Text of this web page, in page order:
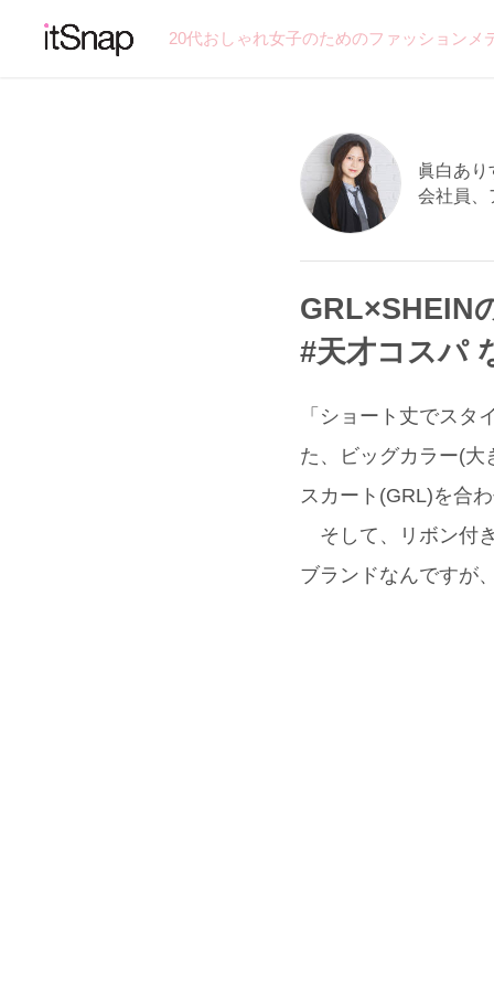
20代おしゃれ女子のためのファッション
眞白あり
会社員、
GRL×SHEIN
#天才コスパ
「ショート丈でス
た、ビッグカラー(
スカート(GRL)を合
そして、リボン付
ブランドなんですが